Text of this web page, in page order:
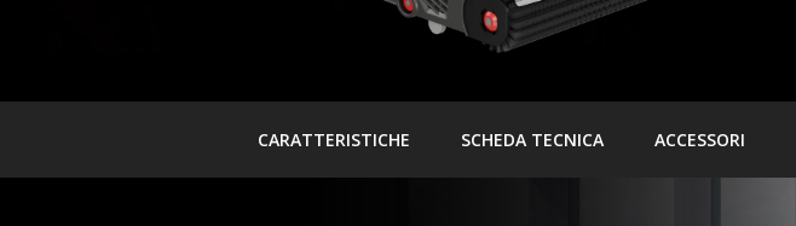
CARATTERISTICHE SCHEDA TECNICA ACCESSORI